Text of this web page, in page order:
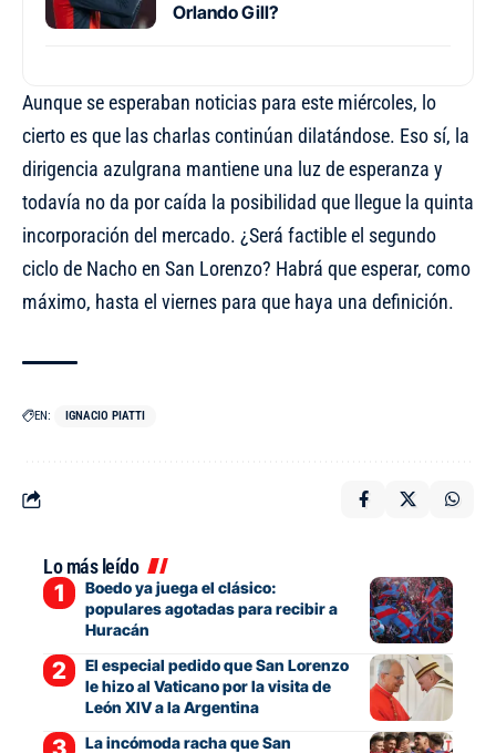
Orlando Gill?
Aunque se esperaban noticias para este miércoles, lo
cierto es que las charlas continúan dilatándose. Eso sí, la
dirigencia azulgrana mantiene una luz de esperanza y
todavía no da por caída la posibilidad que llegue la quinta
incorporación del mercado. ¿Será factible el segundo
ciclo de Nacho en San Lorenzo? Habrá que esperar, como
máximo, hasta el viernes para que haya una definición.
EN: IGNACIO PIATTI
Lo más leído
Boedo ya juega el clásico:
populares agotadas para recibir a
Huracán
El especial pedido que San Lorenzo
le hizo al Vaticano por la visita de
León XIV a la Argentina
La incómoda racha que San